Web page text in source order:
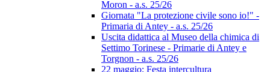
Moron - a.s. 25/26
Giornata "La protezione civile sono io!" -
Primaria di Antey - a.s. 25/26
Uscita didattica al Museo della chimica di
Settimo Torinese - Primarie di Antey e
Torgnon - a.s. 25/26
22 maggio: Festa intercultura